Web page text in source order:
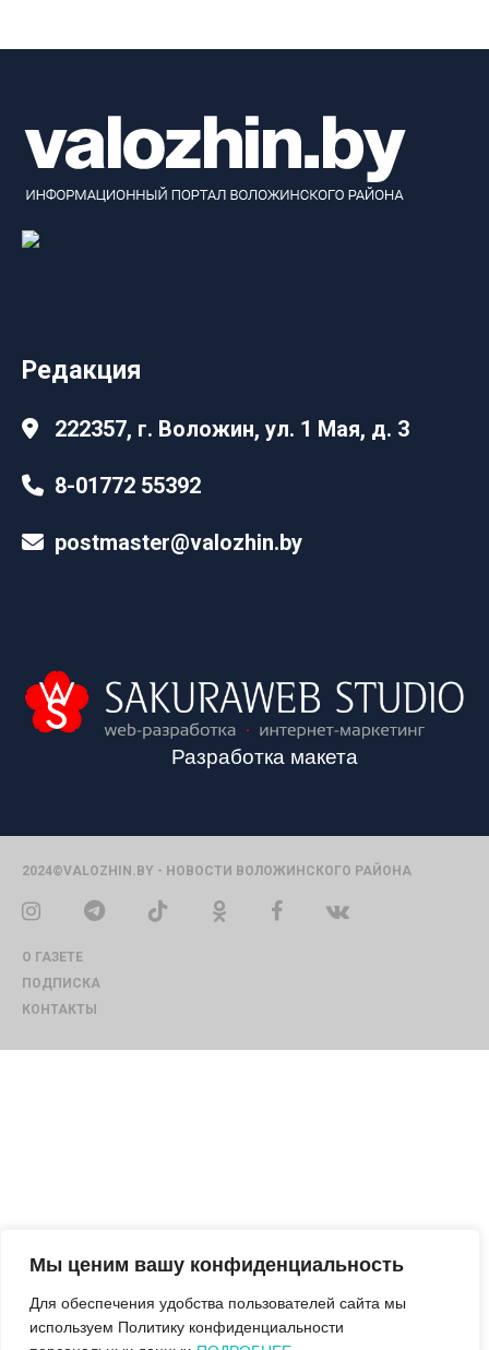
Мы ценим вашу конфиденциальность
Для обеспечения удобства пользователей сайта мы
используем Политику конфиденциальности
Редакция
222357, г. Воложин, ул. 1 Мая, д. 3
8-01772 55392
postmaster@valozhin.by
Разработка макета
2024©VALOZHIN.BY - НОВОСТИ ВОЛОЖИНСКОГО РАЙОНА
О ГАЗЕТЕ
ПОДПИСКА
КОНТАКТЫ